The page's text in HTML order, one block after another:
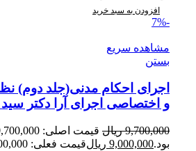
افزودن به سبد خرید
-7%
مشاهده سریع
بستن
اجرای احکام مدنی(جلد دوم)
و اختصاصی اجرای آرا دکتر
9,700,000 ریال
بود.9,000,000 ریالقیمت فعلی: 9,000,000 ریال.